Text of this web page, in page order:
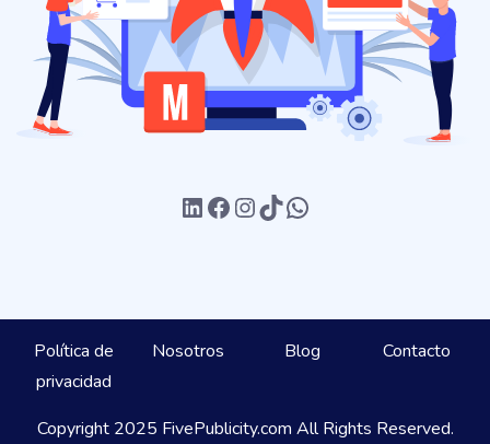
LinkedIn
Facebook
Instagram
TikTokWhatsApp
Copyright 2025 FivePublicity.com All Rights Reserved.
Política de
privacidad
Nosotros Blog Contacto